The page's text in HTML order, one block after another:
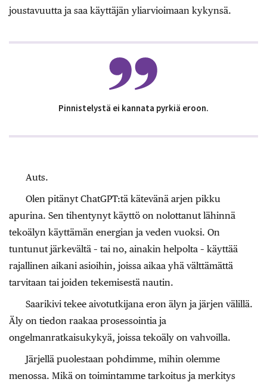
joustavuutta ja saa käyttäjän yliarvioimaan kykynsä.
Pinnistelystä ei kannata pyrkiä eroon.
Auts.
Olen pitänyt ChatGPT:tä kätevänä arjen pikku
apurina. Sen tihentynyt käyttö on nolottanut lähinnä
tekoälyn käyttämän energian ja veden vuoksi. On
tuntunut järkevältä – tai no, ainakin helpolta – käyttää
rajallinen aikani asioihin, joissa aikaa yhä välttämättä
tarvitaan tai joiden tekemisestä nautin.
Saarikivi tekee aivotutkijana eron älyn ja järjen välillä.
Äly on tiedon raakaa prosessointia ja
ongelmanratkaisukykyä, joissa tekoäly on vahvoilla.
Järjellä puolestaan pohdimme, mihin olemme
menossa. Mikä on toimintamme tarkoitus ja merkitys